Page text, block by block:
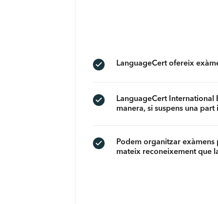
LanguageCert ofereix
LanguageCert
manera, si suspens una
Podem organitzar
mateix reconeixement que